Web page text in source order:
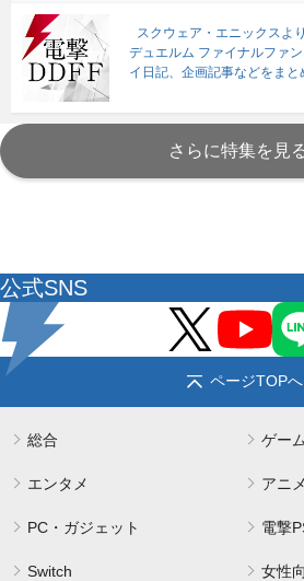
スクウェア・エニックスよ
デュエルム ファイナルファ
イ日記、企画記事などをまと
さらに特集を見
公式SNS
ページTOPへ
総合 ゲーム
エンタメ アニメ
PC・ガジェット 電撃
Switch 女性